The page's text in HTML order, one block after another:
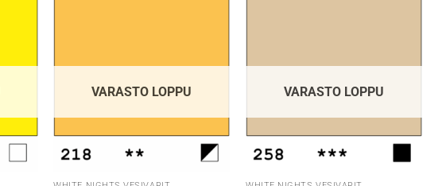
VARASTO LOPPU VARASTO LOPPU